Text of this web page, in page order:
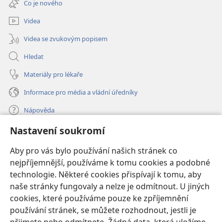
Nastavení soukromí
Aby pro vás bylo používání našich stránek co
nejpříjemnější, používáme k tomu cookies a podobné
technologie. Některé cookies přispívají k tomu, aby
naše stránky fungovaly a nelze je odmítnout. U jiných
cookies, které používáme pouze ke zpříjemnění
používání stránek, se můžete rozhodnout, jestli je
okno)
Co je nového
Videa
Videa se zvukovým popisem
Hledat
Materiály pro lékaře
Informace pro média a vládní úředníky
Nápověda
Dary
nové
okno) ONLINE KNIHOVNA Strážné věže
(otevřeno
nové
okno)JW Hub®
(otevřeno
nové
okno)JW Library